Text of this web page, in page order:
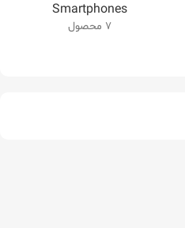
Smartphones
7 محصول